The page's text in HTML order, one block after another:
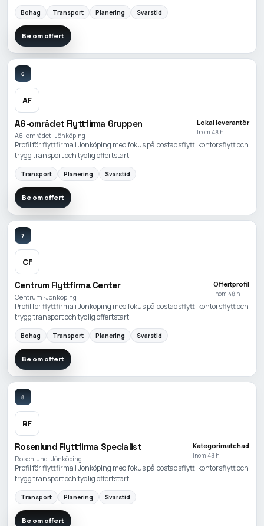
Bohag Transport Planering Svarstid
Be om offert
6
AF
A6-området Flyttfirma Gruppen
A6-området · Jönköping
Lokal leverantör
Inom 48 h
Profil för flyttfirma i Jönköping med fokus på bostadsflytt, kontorsflytt och
trygg transport och tydlig offertstart.
Transport Planering Svarstid
Be om offert
7
CF
Centrum Flyttfirma Center
Centrum · Jönköping
Offertprofil
Inom 48 h
Profil för flyttfirma i Jönköping med fokus på bostadsflytt, kontorsflytt och
trygg transport och tydlig offertstart.
Bohag Transport Planering Svarstid
Be om offert
8
RF
Rosenlund Flyttfirma Specialist
Rosenlund · Jönköping
Kategorimatchad
Inom 48 h
Profil för flyttfirma i Jönköping med fokus på bostadsflytt, kontorsflytt och
trygg transport och tydlig offertstart.
Transport Planering Svarstid
Be om offert